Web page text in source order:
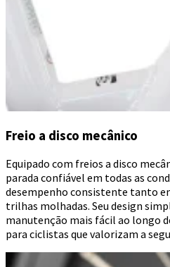
Freio a disco mecânico
Equipado com freios a disco
parada confiável em todas as
desempenho consistente tanto
trilhas molhadas. Seu design
manutenção mais fácil ao longo
para ciclistas que valorizam a